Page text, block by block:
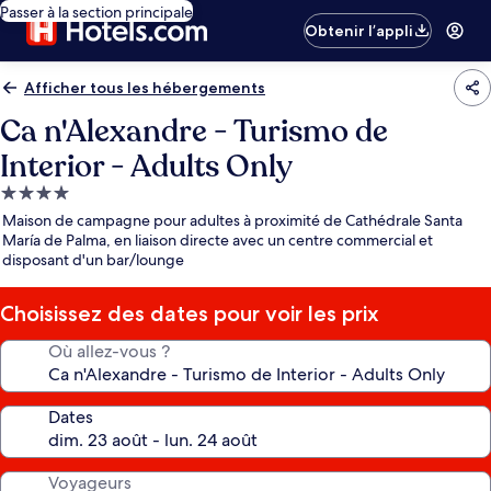
Passer à la section principale
Obtenir l’appli
Afficher tous les hébergements
Ca n'Alexandre - Turismo de
Interior - Adults Only
Hébergement
4.0 étoiles
Maison de campagne pour adultes à proximité de Cathédrale Santa
María de Palma, en liaison directe avec un centre commercial et
disposant d'un bar/lounge
Choisissez des dates pour voir les prix
Où allez-vous ?
Dates
Voyageurs